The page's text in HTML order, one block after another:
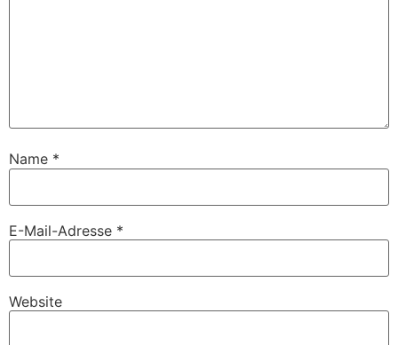
Name *
E-Mail-Adresse *
Website